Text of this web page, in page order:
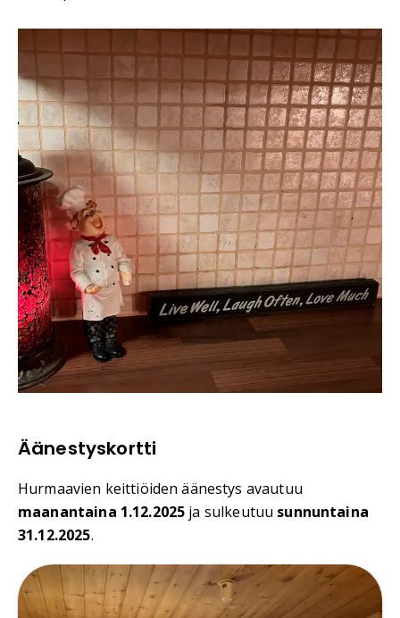
Äänestyskortti
Hurmaavien keittiöiden äänestys avautuu
maanantaina 1.12.2025 ja sulkeutuu sunnuntaina
31.12.2025.